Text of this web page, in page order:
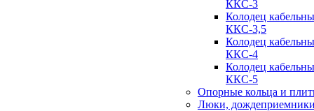
ККС-3
Колодец
ККС-3,5
Колодец
ККС-4
Колодец
ККС-5
Опорные кольца и
Люки,